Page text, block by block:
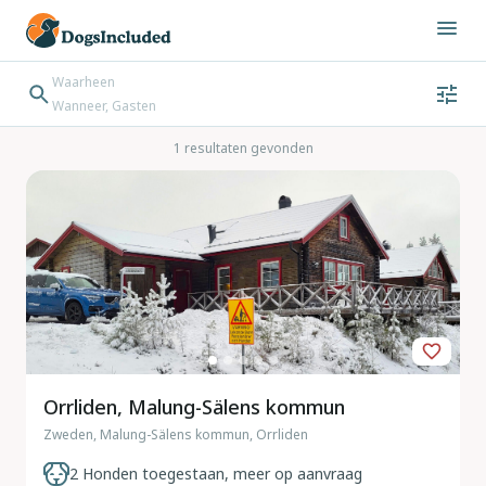
Waarheen
Wanneer, Gasten
Bestemming zoeken
Inchecken → Uitchecken1 resultaten gevonden
Orrliden, Malung-Sälens kommun
Zweden, Malung-Sälens kommun, Orrliden
2 Honden toegestaan, meer op aanvraag